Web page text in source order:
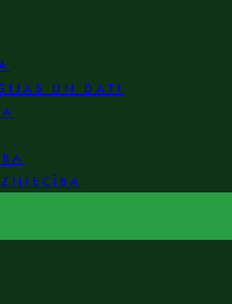
UN DATI